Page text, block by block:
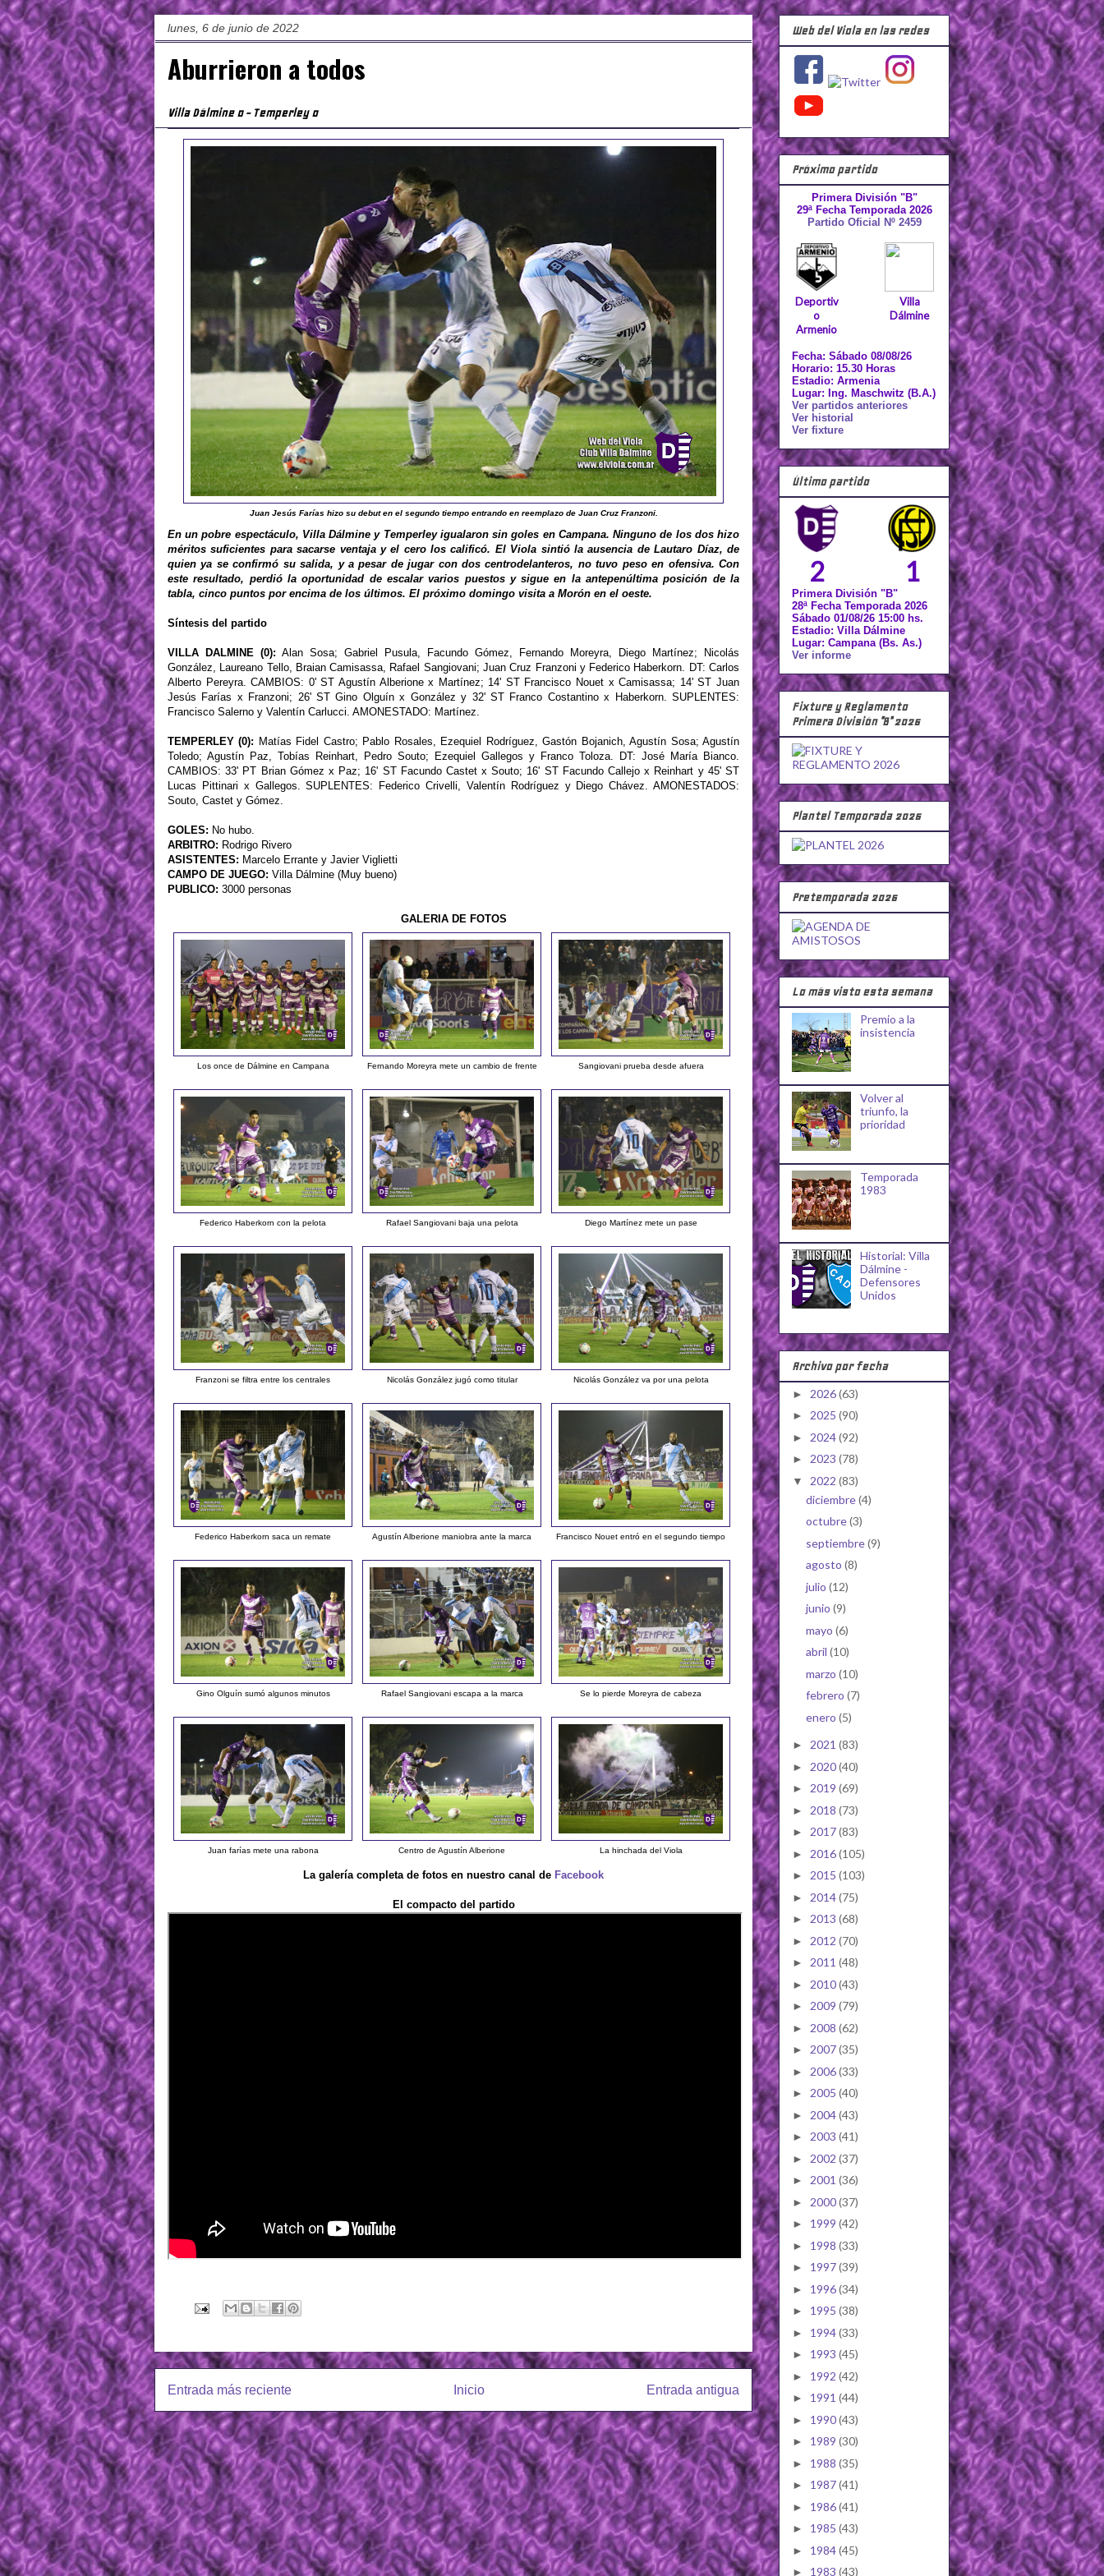
lunes, 6 de junio de 2022
Aburrieron a todos
Villa Dálmine 0 - Temperley 0
Juan Jesús Farías hizo su debut en el segundo tiempo entrando en reemplazo de Juan Cruz Franzoni.
En un pobre espectáculo, Villa Dálmine y Temperley igualaron sin goles en Campana. Ninguno de los dos hizo
méritos suficientes para sacarse ventaja y el cero los calificó. El Viola sintió la ausencia de Lautaro Díaz, de
quien ya se confirmó su salida, y a pesar de jugar con dos centrodelanteros, no tuvo peso en ofensiva. Con
este resultado, perdió la oportunidad de escalar varios puestos y sigue en la antepenúltima posición de la
tabla, cinco puntos por encima de los últimos. El próximo domingo visita a Morón en el oeste.
Síntesis del partido
VILLA DALMINE (0): Alan Sosa; Gabriel Pusula, Facundo Gómez, Fernando Moreyra, Diego Martínez; Nicolás
González, Laureano Tello, Braian Camisassa, Rafael Sangiovani; Juan Cruz Franzoni y Federico Haberkorn. DT: Carlos
Alberto Pereyra. CAMBIOS: 0' ST Agustín Alberione x Martínez; 14' ST Francisco Nouet x Camisassa; 14' ST Juan
Jesús Farías x Franzoni; 26' ST Gino Olguín x González y 32' ST Franco Costantino x Haberkorn. SUPLENTES:
Francisco Salerno y Valentín Carlucci. AMONESTADO: Martínez.
TEMPERLEY (0): Matías Fidel Castro; Pablo Rosales, Ezequiel Rodríguez, Gastón Bojanich, Agustín Sosa; Agustín
Toledo; Agustín Paz, Tobías Reinhart, Pedro Souto; Ezequiel Gallegos y Franco Toloza. DT: José María Bianco.
CAMBIOS: 33' PT Brian Gómez x Paz; 16' ST Facundo Castet x Souto; 16' ST Facundo Callejo x Reinhart y 45' ST
Lucas Pittinari x Gallegos. SUPLENTES: Federico Crivelli, Valentín Rodríguez y Diego Chávez. AMONESTADOS:
Souto, Castet y Gómez.
GOLES: No hubo.
ARBITRO: Rodrigo Rivero
ASISTENTES: Marcelo Errante y Javier Viglietti
CAMPO DE JUEGO: Villa Dálmine (Muy bueno)
PUBLICO: 3000 personas
GALERIA DE FOTOS
Los once de Dálmine en Campana Fernando Moreyra mete un cambio de frente Sangiovani prueba desde afuera
Federico Haberkorn con la pelota Rafael Sangiovani baja una pelota Diego Martínez mete un pase
Franzoni se filtra entre los centrales Nicolás González jugó como titular Nicolás González va por una pelota
Federico Haberkorn saca un remate Agustín Alberione maniobra ante la marca Francisco Nouet entró en el segundo tiempo
Gino Olguín sumó algunos minutos Rafael Sangiovani escapa a la marca Se lo pierde Moreyra de cabeza
Juan farías mete una rabona Centro de Agustín Alberione La hinchada del Viola
La galería completa de fotos en nuestro canal de Facebook
El compacto del partido
Entrada más reciente Entrada antigua
Inicio
Web del Viola en las redes
Próximo partido
Primera División "B"
29ª Fecha Temporada 2026
Partido Oficial Nº 2459
Deportiv
o
Armenio
Villa
Dálmine
Fecha: Sábado 08/08/26
Horario: 15.30 Horas
Estadio: Armenia
Lugar: Ing. Maschwitz (B.A.)
Ver partidos anteriores
Ver historial
Ver fixture
Último partido
2 1
Primera División "B"
28ª Fecha Temporada 2026
Sábado 01/08/26 15:00 hs.
Estadio: Villa Dálmine
Lugar: Campana (Bs. As.)
Ver informe
Fixture y Reglamento
Primera División "B" 2026
Plantel Temporada 2026
Pretemporada 2026
Lo más visto esta semana
Premio a la
insistencia
Volver al
triunfo, la
prioridad
Temporada
1983
Historial: Villa
Dálmine -
Defensores
Unidos
Archivo por fecha
► 2026(63)
► 2025 (90)
► 2024(92)
► 2023 (78)
▼ 2022 (83)
diciembre(4)
octubre(3)
septiembre(9)
agosto (8)
julio (12)
junio (9)
mayo (6)
abril (10)
marzo (10)
febrero (7)
enero (5)
► 2021 (83)
► 2020(40)
► 2019 (69)
► 2018 (73)
► 2017(83)
► 2016(105)
► 2015 (103)
► 2014(75)
► 2013 (68)
► 2012 (70)
► 2011 (48)
► 2010(43)
► 2009 (79)
► 2008 (62)
► 2007(35)
► 2006(33)
► 2005 (40)
► 2004(43)
► 2003 (41)
► 2002 (37)
► 2001 (36)
► 2000(37)
► 1999 (42)
► 1998 (33)
► 1997(39)
► 1996(34)
► 1995 (38)
► 1994(33)
► 1993 (45)
► 1992 (42)
► 1991 (44)
► 1990(43)
► 1989 (30)
► 1988 (35)
► 1987(41)
► 1986(41)
► 1985 (43)
► 1984(45)
► 1983 (43)